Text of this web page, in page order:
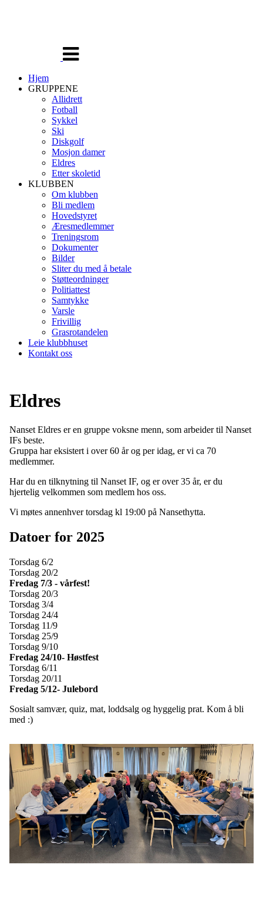
navigasjon
Hjem
GRUPPENE
Allidrett
Fotball
Sykkel
Ski
Diskgolf
Mosjon damer
Eldres
Etter skoletid
KLUBBEN
Om klubben
Bli medlem
Hovedstyret
Æresmedlemmer
Treningsrom
Dokumenter
Bilder
Sliter du med å betale
Støtteordninger
Politiattest
Samtykke
Varsle
Frivillig
Grasrotandelen
Leie klubbhuset
Kontakt oss
Eldres
Nanset Eldres er en gruppe voksne menn, som arbeider til Nanset
IFs beste.
Gruppa har eksistert i over 60 år og per idag, er vi ca 70
medlemmer.
Har du en tilknytning til Nanset IF, og er over 35 år, er du
hjertelig velkommen som medlem hos oss.
Vi møtes annenhver torsdag kl 19:00 på Nansethytta.
Datoer for 2025
Torsdag 6/2
Torsdag 20/2
Fredag 7/3 - vårfest!
Torsdag 20/3
Torsdag 3/4
Torsdag 24/4
Torsdag 11/9
Torsdag 25/9
Torsdag 9/10
Fredag 24/10- Høstfest
Torsdag 6/11
Torsdag 20/11
Fredag 5/12- Julebord
Sosialt samvær, quiz, mat, loddsalg og hyggelig prat. Kom å bli
med :)